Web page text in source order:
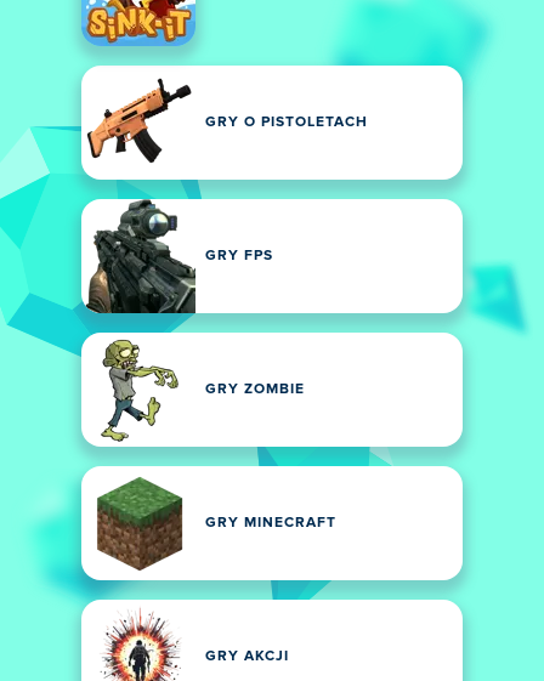
GRY O PISTOLETACH
GRY FPS
GRY ZOMBIE
GRY MINECRAFT
GRY AKCJI